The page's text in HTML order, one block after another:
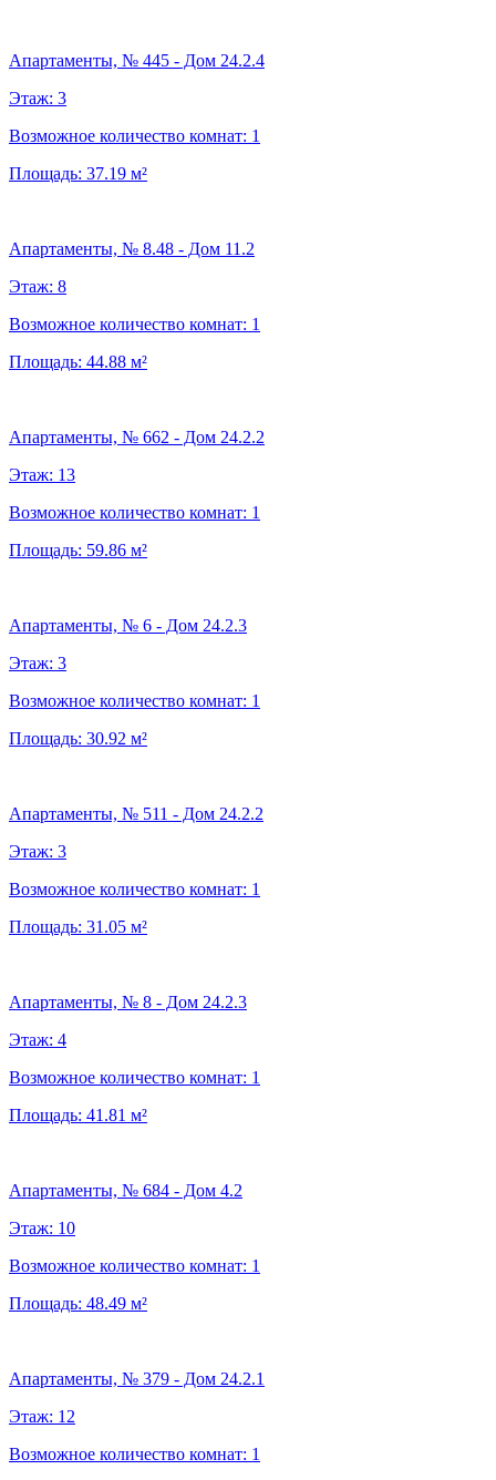
Апартаменты, № 445 - Дом 24.2.4
Этаж: 3
Возможное количество комнат: 1
Площадь: 37.19 м²
Апартаменты, № 8.48 - Дом 11.2
Этаж: 8
Возможное количество комнат: 1
Площадь: 44.88 м²
Апартаменты, № 662 - Дом 24.2.2
Этаж: 13
Возможное количество комнат: 1
Площадь: 59.86 м²
Апартаменты, № 6 - Дом 24.2.3
Этаж: 3
Возможное количество комнат: 1
Площадь: 30.92 м²
Апартаменты, № 511 - Дом 24.2.2
Этаж: 3
Возможное количество комнат: 1
Площадь: 31.05 м²
Апартаменты, № 8 - Дом 24.2.3
Этаж: 4
Возможное количество комнат: 1
Площадь: 41.81 м²
Апартаменты, № 684 - Дом 4.2
Этаж: 10
Возможное количество комнат: 1
Площадь: 48.49 м²
Апартаменты, № 379 - Дом 24.2.1
Этаж: 12
Возможное количество комнат: 1